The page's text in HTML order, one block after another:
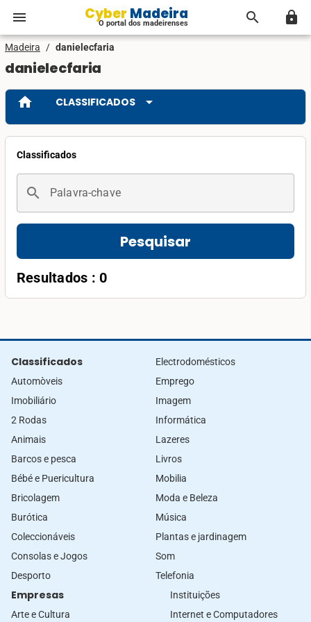
menu Cyber Madeira
O portal dos madeirenses search lock
Madeira / danielecfaria
danielecfaria
home CLASSIFICADOS arrow_drop_down
Classificados
search Palavra-chave
Pesquisar
Resultados : 0
Classificados
Automòveis
Imobiliário
2 Rodas
Animais
Barcos e pesca
Bébé e Puericultura
Bricolagem
Burótica
Coleccionáveis
Consolas e Jogos
Desporto
Electrodomésticos
Emprego
Imagem
Informática
Lazeres
Livros
Mobilia
Moda e Beleza
Música
Plantas e jardinagem
Som
Telefonia
Empresas
Arte e Cultura
Instituições
Internet e Computadores